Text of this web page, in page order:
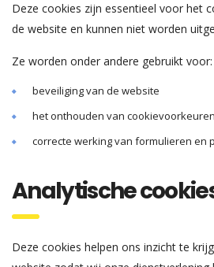
Deze cookies zijn essentieel voor het
de website en kunnen niet worden
Ze worden onder andere gebruikt voor:
beveiliging van de website
het onthouden van cookievoorkeuren
correcte werking van formulieren en
Analytische
Deze cookies helpen ons inzicht te